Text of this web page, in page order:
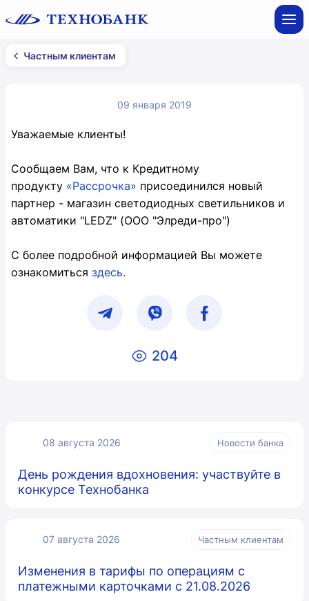
Частным клиентам
09 января 2019
Уважаемые клиенты!
Сообщаем Вам, что к Кредитному
продукту «Рассрочка» присоединился новый
партнер - магазин светодиодных светильников и
автоматики "LEDZ" (ООО "Элреди-про")
С более подробной информацией Вы можете
ознакомиться здесь.
204
08 августа 2026 Новости банка
День рождения вдохновения: участвуйте в
конкурсе Технобанка
07 августа 2026 Частным клиентам
Изменения в тарифы по операциям с
платежными карточками с 21.08.2026